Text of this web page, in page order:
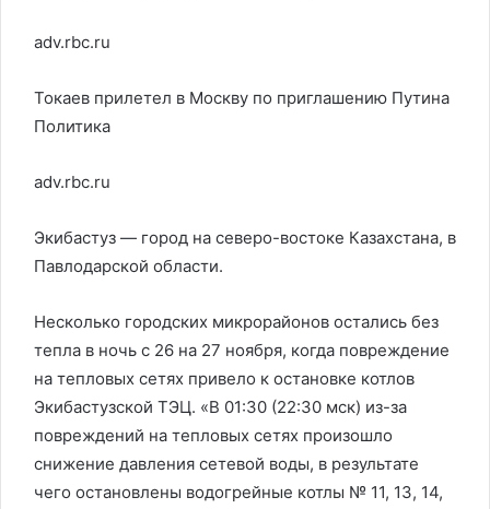
adv.rbc.ru
Токаев прилетел в Москву по приглашению Путина
Политика
adv.rbc.ru
Экибастуз — город на северо-востоке Казахстана, в
Павлодарской области.
Несколько городских микрорайонов остались без
тепла в ночь с 26 на 27 ноября, когда повреждение
на тепловых сетях привело к остановке котлов
Экибастузской ТЭЦ. «В 01:30 (22:30 мск) из-за
повреждений на тепловых сетях произошло
снижение давления сетевой воды, в результате
чего остановлены водогрейные котлы № 11, 13, 14,